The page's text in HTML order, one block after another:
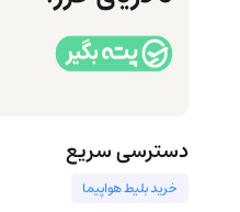
دسترسی سریع
خرید بلیط هواپیما